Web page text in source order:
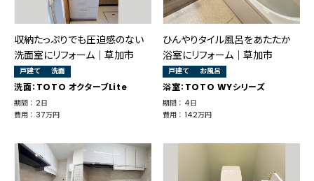
収納たっぷりでも圧迫感のない
洗面室にリフォーム｜草加市
戸建て 洗面
洗面：TOTO オクターブLite
期間 ： 2日
費用 ： 37万円
ひんやりタイル風呂をあたたか
浴室にリフォーム｜草加市
戸建て お風呂
浴室：TOTO WYシリーズ
期間 ： 4日
費用 ： 142万円